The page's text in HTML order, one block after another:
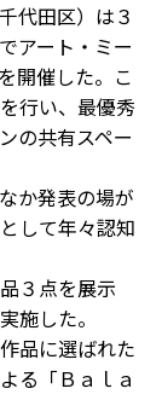
代田区）は３
アート・ミー
開催した。こ
行い、最優秀
の共有スペー
か発表の場が
して年々認知
３点を展示
施した。
品に選ばれた
る「Ｂａｌａ